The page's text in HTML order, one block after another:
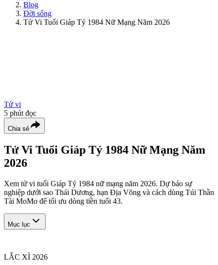
Blog
Đời sống
Tử Vi Tuổi Giáp Tý 1984 Nữ Mạng Năm 2026
Tử vi
5 phút đọc
Chia sẻ
Tử Vi Tuổi Giáp Tý 1984 Nữ Mạng Năm
2026
Xem tử vi tuổi Giáp Tý 1984 nữ mạng năm 2026. Dự báo sự
nghiệp dưới sao Thái Dương, hạn Địa Võng và cách dùng Túi Thần
Tài MoMo để tối ưu dòng tiền tuổi 43.
Mục lục
LẮC XÌ 2026